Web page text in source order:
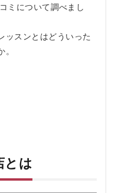
ミについて調べまし
ッスンとはどういった
とは